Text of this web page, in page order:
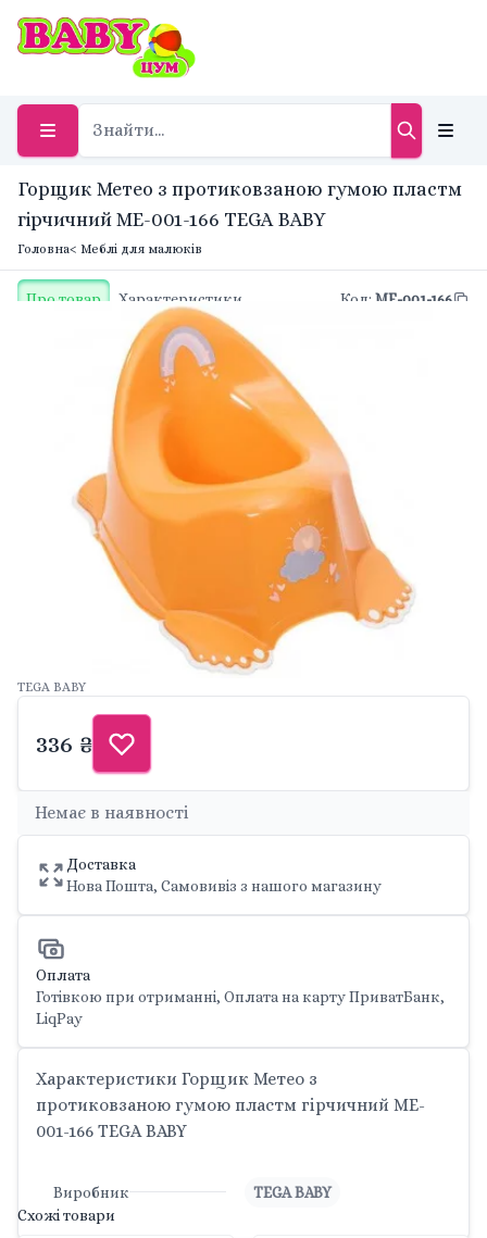
Горщик Метео з протиковзаною гумою пластм
гірчичний ME-001-166 TEGA BABY
Головна< Меблі для малюків
Про товар Характеристики Код: ME-001-166
TEGA BABY
336 ₴
Немає в наявності
Доставка
Нова Пошта, Самовивіз з нашого магазину
Оплата
Готівкою при отриманні, Оплата на карту ПриватБанк,
LiqPay
Характеристики Горщик Метео з
протиковзаною гумою пластм гірчичний ME-
001-166 TEGA BABY
Виробник
TEGA BABY
Схожі товари